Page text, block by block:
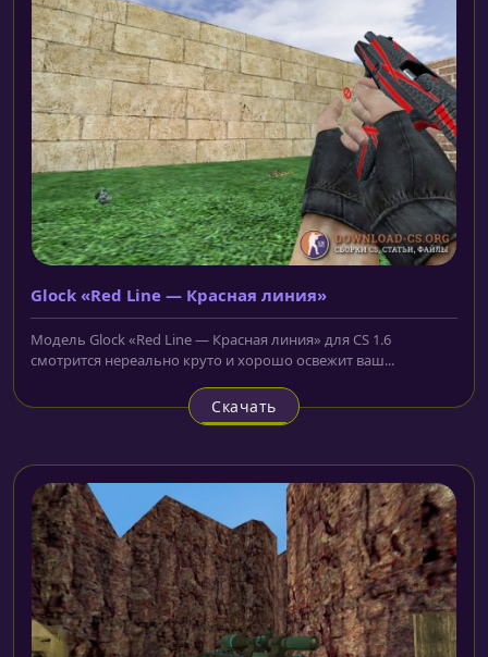
Glock «Red Line — Красная линия»
Модель Glock «Red Line — Красная линия» для CS 1.6
смотрится нереально круто и хорошо освежит ваш...
Скачать